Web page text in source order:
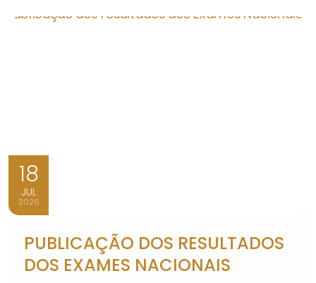
18
JUL
2026
PUBLICAÇÃO DOS RESULTADOS
DOS EXAMES NACIONAIS